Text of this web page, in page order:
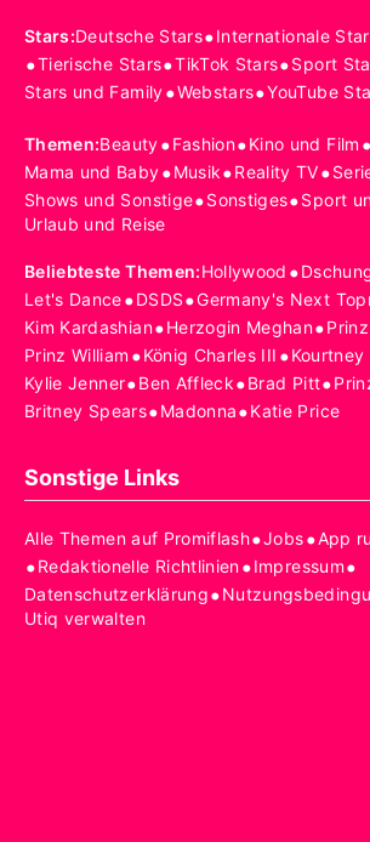
Stars:Deutsche Stars•Internationale
•Tierische Stars•TikTok Stars•Sport
Stars und Family•Webstars•YouTube
Themen:Beauty•Fashion•Kino und Film •
Mama und Baby•Musik•Reality TV•
Shows und Sonstige•Sonstiges•Sport
Urlaub und Reise
Beliebteste Themen:Hollywood •
Let's Dance•DSDS•Germany's Next
Kim Kardashian•Herzogin Meghan•
Prinz William •König Charles III •Kourtney
Kylie Jenner•Ben Affleck•Brad Pitt•
Britney Spears•Madonna•Katie Price
Sonstige Links
Alle Themen auf Promiflash•Jobs•App
•Redaktionelle Richtlinien•Impressum•
Datenschutzerklärung•
Utiq verwalten